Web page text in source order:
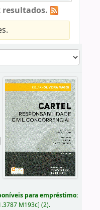
resultados.
|
para empréstimo:
M193c] (2).